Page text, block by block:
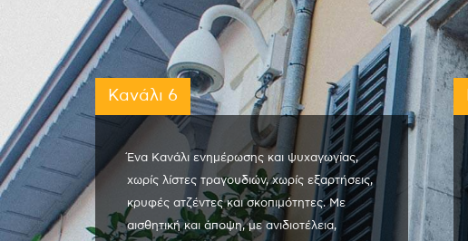
Κανάλι 6
Ένα Κανάλι ενημέρωσης και ψυχαγωγίας,
χωρίς λίστες τραγουδιών, χωρίς εξαρτήσεις,
κρυφές ατζέντες και σκοπιμότητες. Με
αισθητική και άποψη, με ανιδιοτέλεια,